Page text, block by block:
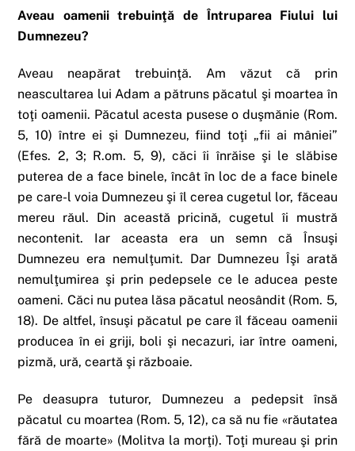
Aveau oamenii trebuinţă de Întruparea Fiului lui
Dumnezeu?
Aveau neapărat trebuinţă. Am văzut că prin
neascultarea lui Adam a pătruns păcatul şi moartea în
toţi oamenii. Păcatul acesta pusese o duşmănie (Rom.
5, 10) între ei şi Dumnezeu, fiind toţi „fii ai mâniei”
(Efes. 2, 3; R.om. 5, 9), căci îi înrăise şi le slăbise
puterea de a face binele, încât în loc de a face binele
pe care-l voia Dumnezeu şi îl cerea cugetul lor, făceau
mereu răul. Din această pricină, cugetul îi mustră
necontenit. Iar aceasta era un semn că Însuşi
Dumnezeu era nemulţumit. Dar Dumnezeu Îşi arată
nemulţumirea şi prin pedepsele ce le aducea peste
oameni. Căci nu putea lăsa păcatul neosândit (Rom. 5,
18). De altfel, însuşi păcatul pe care îl făceau oamenii
producea în ei griji, boli şi necazuri, iar între oameni,
pizmă, ură, ceartă şi războaie.
Pe deasupra tuturor, Dumnezeu a pedepsit însă
păcatul cu moartea (Rom. 5, 12), ca să nu fie «răutatea
fără de moarte» (Molitva la morţi). Toţi mureau şi prin